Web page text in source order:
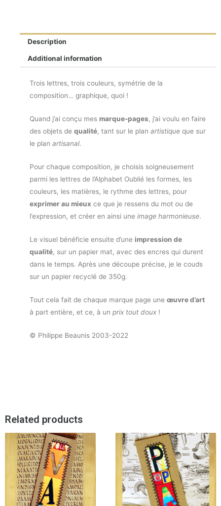
Description
Additional information
Trois lettres, trois couleurs, symétrie de la
composition… graphique, quoi !
Quand j’ai conçu mes marque-pages, j’ai voulu en faire
des objets de qualité, tant sur le plan artistique que sur
le plan artisanal.
Pour chaque composition, je choisis soigneusement
parmi les lettres de l’Alphabet Oublié les formes, les
couleurs, les matières, le rythme des lettres, pour
exprimer au mieux ce que je ressens du mot ou de
l’expression, et créer en ainsi une image harmonieuse.
Le visuel bénéficie ensuite d’une impression de
qualité, sur un papier mat, avec des encres qui durent
dans le temps. Après une découpe précise, je le couds
sur un papier recyclé de 350g.
Tout cela fait de chaque marque page une œuvre d’art
à part entière, et ce, à un prix tout doux !
© Philippe Beaunis 2003-2022
Related products